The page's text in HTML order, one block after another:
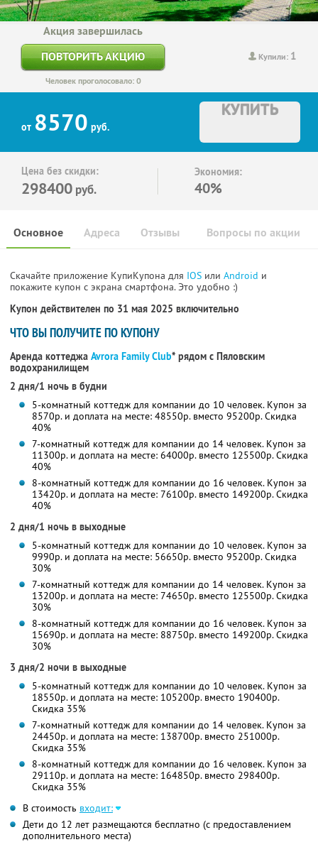
Купили: 1
Акция завершилась
ПОВТОРИТЬ АКЦИЮ
Человек проголосовало: 0
от 8570 руб.
КУПИТЬ
Цена без скидки:
298400 руб.
Экономия:
40%
Основное Отзывы Вопросы по акции
Адреса
Скачайте приложение КупиКупона для IOS или Android и
покажите купон с экрана смартфона. Это удобно :)
Купон действителен по 31 мая 2025 включительно
ЧТО ВЫ ПОЛУЧИТЕ ПО КУПОНУ
Аренда коттеджа Avrora Family Club* рядом с Пяловским
водохранилищем
2 дня/1 ночь в будни
5-комнатный коттедж для компании до 10 человек. Купон за
8570р. и доплата на месте: 48550р. вместо 95200р. Скидка
40%
7-комнатный коттедж для компании до 14 человек. Купон за
11300р. и доплата на месте: 64000р. вместо 125500р. Скидка
40%
8-комнатный коттедж для компании до 16 человек. Купон за
13420р. и доплата на месте: 76100р. вместо 149200р. Скидка
40%
2 дня/1 ночь в выходные
5-комнатный коттедж для компании до 10 человек. Купон за
9990р. и доплата на месте: 56650р. вместо 95200р. Скидка
30%
7-комнатный коттедж для компании до 14 человек. Купон за
13200р. и доплата на месте: 74650р. вместо 125500р. Скидка
30%
8-комнатный коттедж для компании до 16 человек. Купон за
15690р. и доплата на месте: 88750р. вместо 149200р. Скидка
30%
3 дня/2 ночи в выходные
5-комнатный коттедж для компании до 10 человек. Купон за
18550р. и доплата на месте: 105200р. вместо 190400р.
Скидка 35%
7-комнатный коттедж для компании до 14 человек. Купон за
24450р. и доплата на месте: 138700р. вместо 251000р.
Скидка 35%
8-комнатный коттедж для компании до 16 человек. Купон за
29110р. и доплата на месте: 164850р. вместо 298400р.
Скидка 35%
В стоимость входит:
Дети до 12 лет размещаются бесплатно (с предоставлением
дополнительного места)